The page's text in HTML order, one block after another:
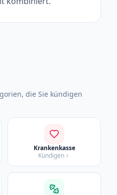
die Sie kündigen
Krankenkasse
Kündigen